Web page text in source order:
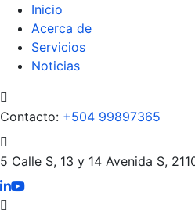
Inicio
Acerca de
Servicios
Noticias
Contacto: +504 99897365
5 Calle S, 13 y 14 Avenida S,